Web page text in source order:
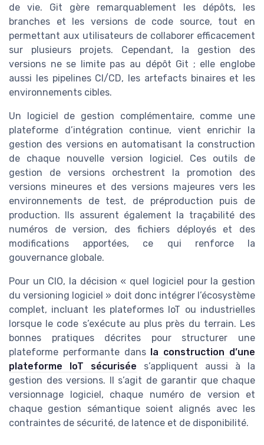
de vie. Git gère remarquablement les dépôts, les
branches et les versions de code source, tout en
permettant aux utilisateurs de collaborer efficacement
sur plusieurs projets. Cependant, la gestion des
versions ne se limite pas au dépôt Git ; elle englobe
aussi les pipelines CI/CD, les artefacts binaires et les
environnements cibles.
Un logiciel de gestion complémentaire, comme une
plateforme d’intégration continue, vient enrichir la
gestion des versions en automatisant la construction
de chaque nouvelle version logiciel. Ces outils de
gestion de versions orchestrent la promotion des
versions mineures et des versions majeures vers les
environnements de test, de préproduction puis de
production. Ils assurent également la traçabilité des
numéros de version, des fichiers déployés et des
modifications apportées, ce qui renforce la
gouvernance globale.
Pour un CIO, la décision « quel logiciel pour la gestion
du versioning logiciel » doit donc intégrer l’écosystème
complet, incluant les plateformes IoT ou industrielles
lorsque le code s’exécute au plus près du terrain. Les
bonnes pratiques décrites pour structurer une
plateforme performante dans
la construction d’une
plateforme IoT sécurisée s’appliquent aussi à la
gestion des versions. Il s’agit de garantir que chaque
versionnage logiciel, chaque numéro de version et
chaque gestion sémantique soient alignés avec les
contraintes de sécurité, de latence et de disponibilité.